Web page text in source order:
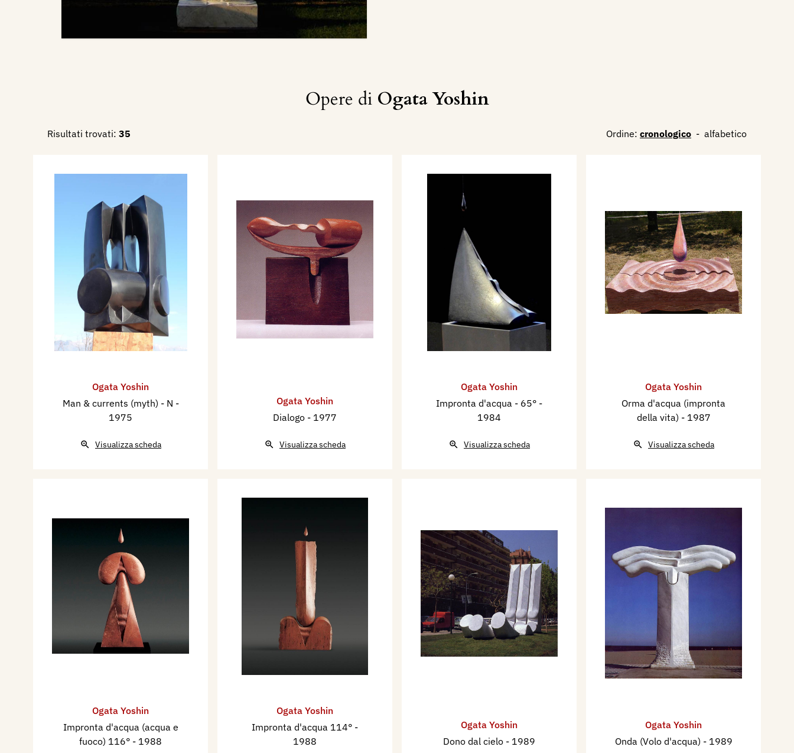
Opere di Ogata Yoshin
Risultati trovati: 35 Ordine: cronologico - alfabetico
Ogata Yoshin
Man & currents (myth) - N -
1975
Visualizza scheda
Ogata Yoshin
Dialogo - 1977
Visualizza scheda
Ogata Yoshin
Impronta d'acqua - 65° -
1984
Visualizza scheda
Ogata Yoshin
Orma d'acqua (impronta
della vita) - 1987
Visualizza scheda
Ogata Yoshin
Impronta d'acqua (acqua e
fuoco) 116° - 1988
Ogata Yoshin
Impronta d'acqua 114° -
1988
Ogata Yoshin
Dono dal cielo - 1989
Ogata Yoshin
Onda (Volo d'acqua) - 1989